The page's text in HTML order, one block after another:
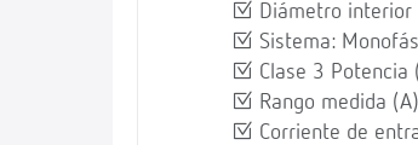
Diámetro interior
Sistema:
Clase 3 Potencia
Rango medida
Corriente de